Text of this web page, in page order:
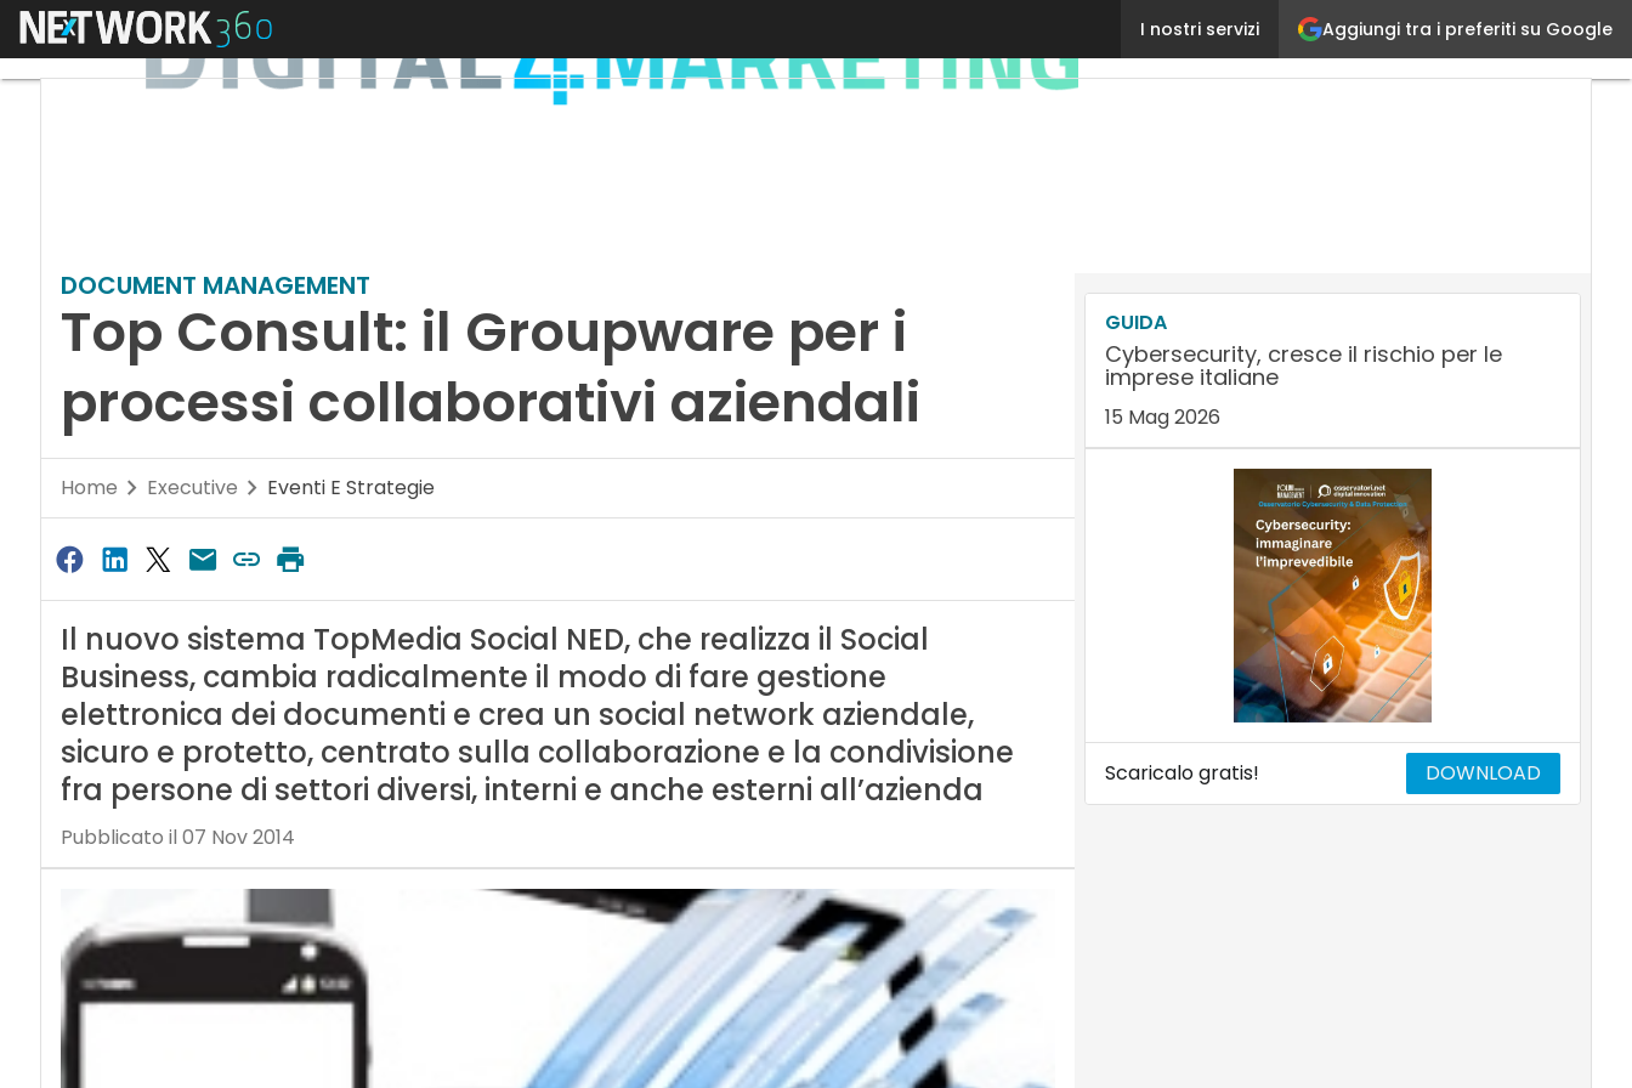
Aggiungi tra i preferiti su Google
I nostri servizi
Menu Top Consult: il Groupware per i processi
DOCUMENT MANAGEMENT
Top Consult: il Groupware per i
processi collaborativi aziendali
Home Executive Eventi E Strategie
Il nuovo sistema TopMedia Social NED, che realizza il Social
Business, cambia radicalmente il modo di fare gestione
elettronica dei documenti e crea un social network aziendale,
sicuro e protetto, centrato sulla collaborazione e la condivisione
fra persone di settori diversi, interni e anche esterni all’azienda
Pubblicato il 07 Nov 2014
GUIDA
Cybersecurity, cresce il rischio per le
imprese italiane
15 Mag 2026
Scaricalo gratis! DOWNLOAD